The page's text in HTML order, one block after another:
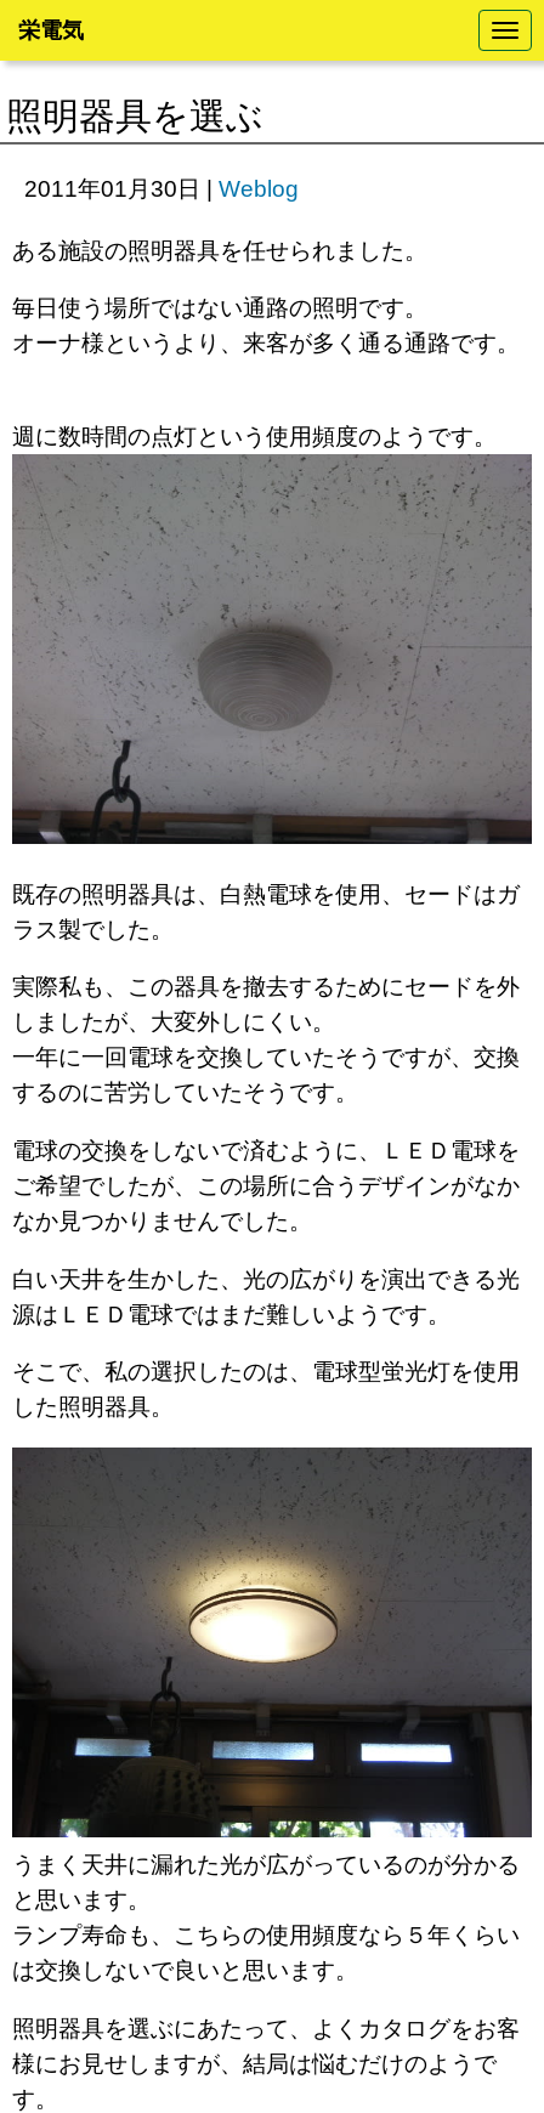
N
a
v
t
栄電気
照明器具を選ぶ
2011年01月30日 | Weblog
ある施設の照明器具を任せられました。
毎日使う場所ではない通路の照明です。
オーナ様というより、来客が多く通る通路です。
週に数時間の点灯という使用頻度のようです。
既存の照明器具は、白熱電球を使用、セードはガ
ラス製でした。
実際私も、この器具を撤去するためにセードを外
しましたが、大変外しにくい。
一年に一回電球を交換していたそうですが、交換
するのに苦労していたそうです。
電球の交換をしないで済むように、ＬＥＤ電球を
ご希望でしたが、この場所に合うデザインがなか
なか見つかりませんでした。
白い天井を生かした、光の広がりを演出できる光
源はＬＥＤ電球ではまだ難しいようです。
そこで、私の選択したのは、電球型蛍光灯を使用
した照明器具。
うまく天井に漏れた光が広がっているのが分かる
と思います。
ランプ寿命も、こちらの使用頻度なら５年くらい
は交換しないで良いと思います。
照明器具を選ぶにあたって、よくカタログをお客
様にお見せしますが、結局は悩むだけのようで
す。